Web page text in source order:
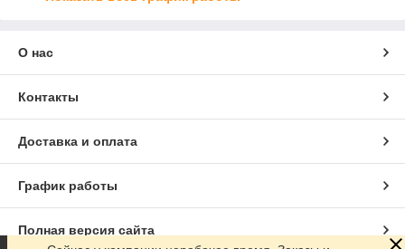
О нас
Контакты
Доставка и оплата
График работы
Полная версия сайта